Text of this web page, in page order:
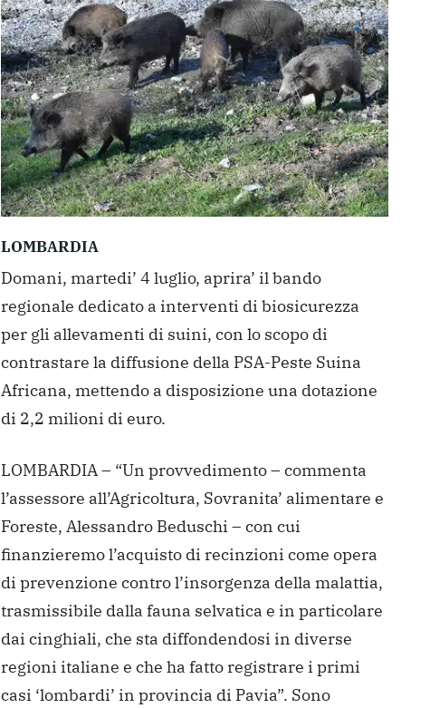
LOMBARDIA
Domani, martedi’ 4 luglio, aprira’ il bando
regionale dedicato a interventi di biosicurezza
per gli allevamenti di suini, con lo scopo di
contrastare la diffusione della PSA-Peste Suina
Africana, mettendo a disposizione una dotazione
di 2,2 milioni di euro.
LOMBARDIA – “Un provvedimento – commenta
l’assessore all’Agricoltura, Sovranita’ alimentare e
Foreste, Alessandro Beduschi – con cui
finanzieremo l’acquisto di recinzioni come opera
di prevenzione contro l’insorgenza della malattia,
trasmissibile dalla fauna selvatica e in particolare
dai cinghiali, che sta diffondendosi in diverse
regioni italiane e che ha fatto registrare i primi
casi ‘lombardi’ in provincia di Pavia”. Sono